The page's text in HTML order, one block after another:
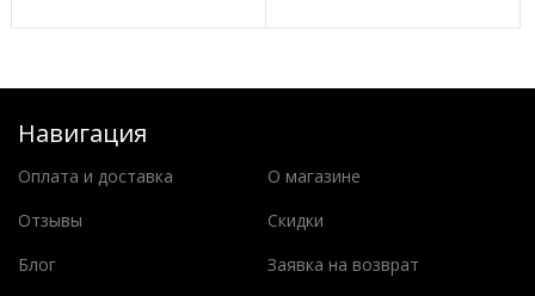
Навигация
Оплата и доставка
О магазине
Отзывы
Скидки
Блог
Заявка на возврат